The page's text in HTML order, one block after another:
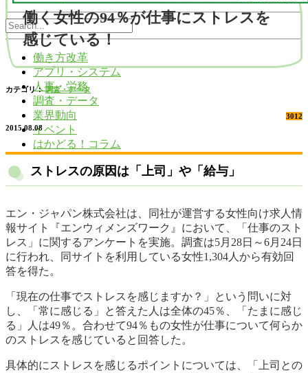
働き方改革
アプリ・システム
人事・労務
調査・データ
業界動向
イベント
はかどる！コラム
働く女性の94％が仕事にストレスを
感じている！
カテゴリ： 調査・データ
3012
2015.08.08
ストレスの原因は「上司」や「給与」
エン・ジャパン株式会社は、同社が運営する女性向け求人情
報サイト『エンウィメンズワーク』において、「仕事のスト
レス」に関するアンケートを実施。調査は5月28日～6月24日
に行われ、同サイトを利用している女性1,304人から有効回
答を得た。
「現在の仕事でストレスを感じますか？」という問いに対
し、「常に感じる」と答えた人は全体の45％、「たまに感じ
る」人は49％。合わせて94％もの女性が仕事について何らか
のストレスを感じていると回答した。
具体的にストレスを感じるポイントについては、「上司との